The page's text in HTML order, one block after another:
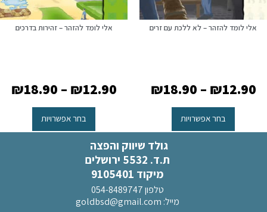
אלי לומד להזהר – לא ללכת עם זרים
₪12.90
–
₪18.90
בחר אפשרויות
אלי לומד להזהר – זהירות בדרכים
₪12.90
–
₪18.90
בחר אפשרויות
גולד שיווק והפצה
ת.ד. 5532 ירושלים
מיקוד 9105401
טלפון 054-8489747
מייל: goldbsd@gmail.com